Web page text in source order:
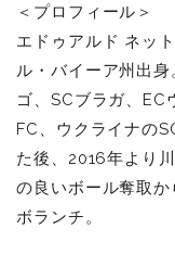
＜プロフィール＞
エドゥアルド ネッ
ル・バイーア州出
ゴ、SCブラガ、EC
FC、ウクライナの
た後、2016年より
の良いボール奪取
ボランチ。